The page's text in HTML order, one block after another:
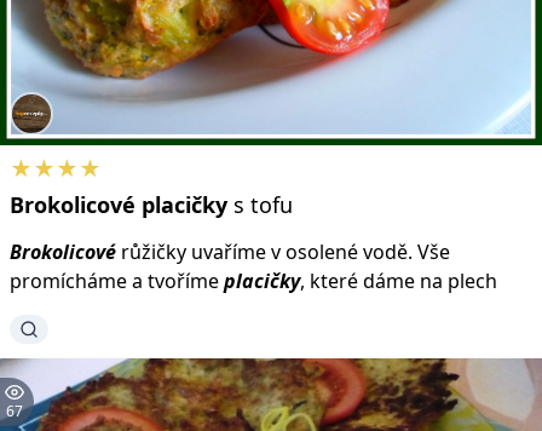
★★★★
Brokolicové placičky s tofu
Brokolicové růžičky uvaříme v osolené vodě. Vše
promícháme a tvořímeplacičky, které dáme na plech
67